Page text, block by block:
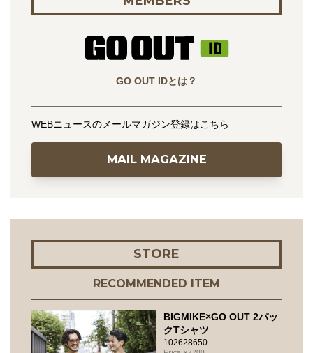
GO OUT IDとは？
WEBニュースのメールマガジン登録はこちら
MAIL MAGAZINE
STORE
RECOMMENDED ITEM
BIGMIKE×GO OUT 2パッ
クTシャツ
102628650